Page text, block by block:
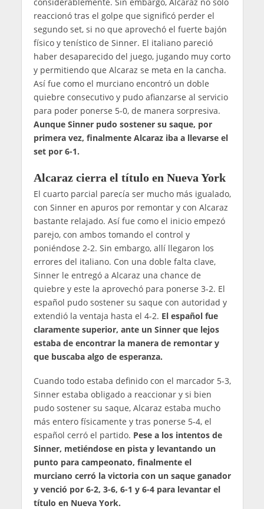
reaccionó tras el golpe que significó perder el
segundo set, si no que aprovechó el fuerte bajón
físico y tenístico de Sinner. El italiano pareció
haber desaparecido del juego, jugando muy corto
y permitiendo que Alcaraz se meta en la cancha.
Así fue como el murciano encontró un doble
quiebre consecutivo y pudo afianzarse al servicio
para poder ponerse 5-0, de manera sorpresiva.
Aunque Sinner pudo sostener su saque, por
primera vez, finalmente Alcaraz iba a llevarse el
set por 6-1.
Alcaraz cierra el título en Nueva York
El cuarto parcial parecía ser mucho más igualado,
con Sinner en apuros por remontar y con Alcaraz
bastante relajado. Así fue como el inicio empezó
parejo, con ambos tomando el control y
poniéndose 2-2. Sin embargo, allí llegaron los
errores del italiano. Con una doble falta clave,
Sinner le entregó a Alcaraz una chance de
quiebre y este la aprovechó para ponerse 3-2. El
español pudo sostener su saque con autoridad y
extendió la ventaja hasta el 4-2. El español fue
claramente superior, ante un Sinner que lejos
estaba de encontrar la manera de remontar y
que buscaba algo de esperanza.
Cuando todo estaba definido con el marcador 5-3,
Sinner estaba obligado a reaccionar y si bien
pudo sostener su saque, Alcaraz estaba mucho
más entero físicamente y tras ponerse 5-4, el
español cerró el partido. Pese a los intentos de
Sinner, metiéndose en pista y levantando un
punto para campeonato, finalmente el
murciano cerró la victoria con un saque ganador
y venció por 6-2, 3-6, 6-1 y 6-4 para levantar el
título en Nueva York.